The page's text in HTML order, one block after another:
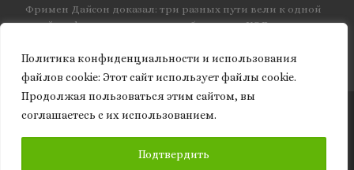
Политика конфиденциальности и использования
файлов сookie: Этот сайт использует файлы cookie.
Продолжая пользоваться этим сайтом, вы
соглашаетесь с их использованием.
Подтвердить
Фримен Дайсон доказал: три разных пути вели к одной
и той же физике — и навсегда объединил КЭД
© 2026Granite of science– Все права защищены